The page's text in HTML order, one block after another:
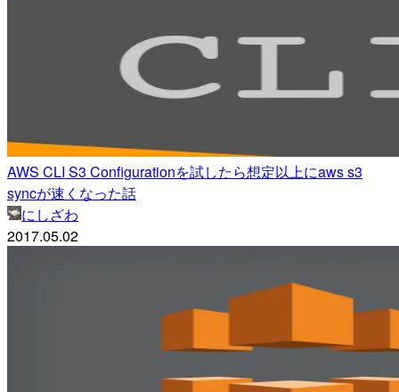
AWS CLI S3 Configurationを試したら想定以上にaws s3
syncが速くなった話
にしざわ
2017.05.02